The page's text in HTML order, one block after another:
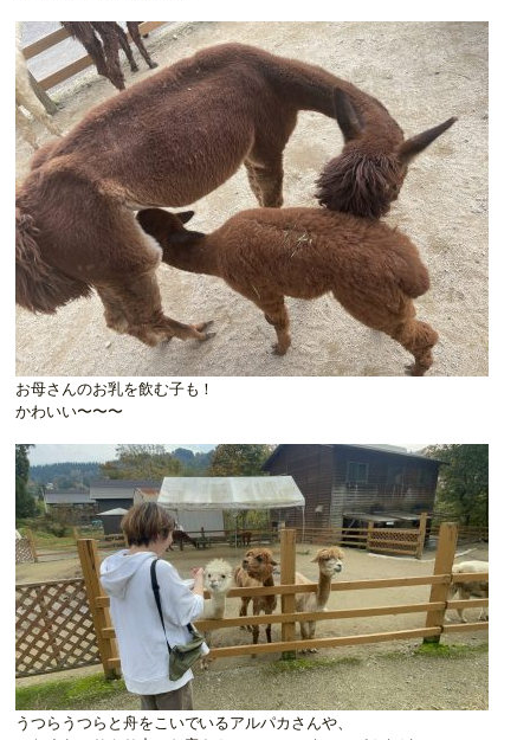
お母さんのお乳を飲む子も！
かわいい〜〜〜
うつらうつらと舟をこいでいるアルパカさんや、